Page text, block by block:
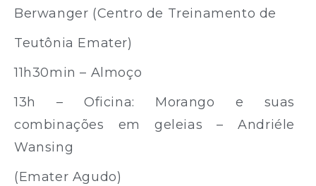
Berwanger (Centro de Treinamento de
Teutônia Emater)
11h30min – Almoço
13h – Oficina: Morango e suas
combinações em geleias – Andriéle
Wansing
(Emater Agudo)